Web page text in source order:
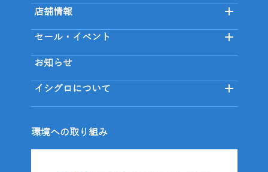
店舗情報
セール・イベント
お知らせ
イシグロについて
環境への取り組み